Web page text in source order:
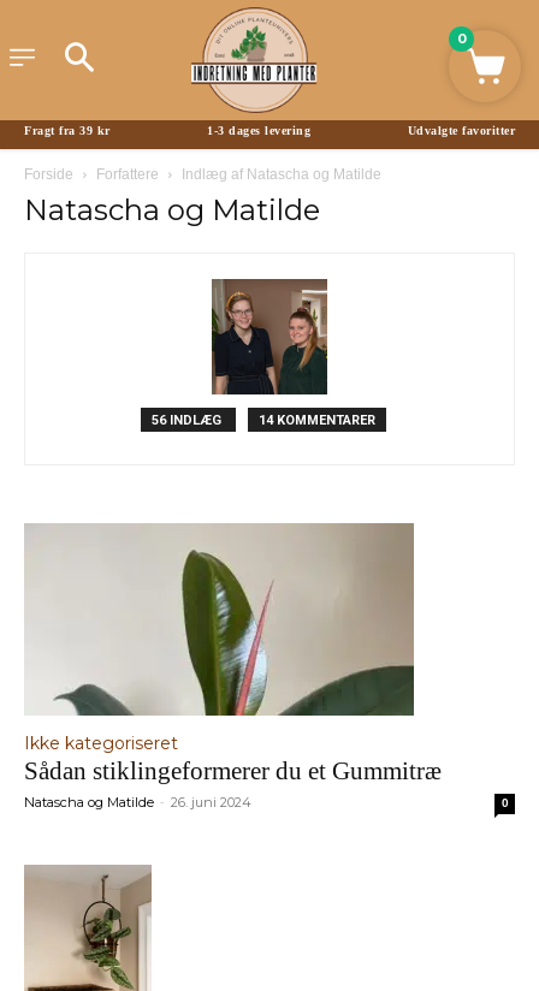
Fragt fra 39 kr 1-3 dages levering Udvalgte favoritter
Forside Forfattere Indlæg af Natascha og Matilde
Natascha og Matilde
56 INDLÆG 14 KOMMENTARER
Ikke kategoriseret
Sådan stiklingeformerer du et Gummitræ
Natascha og Matilde - 26. juni 2024 0
0